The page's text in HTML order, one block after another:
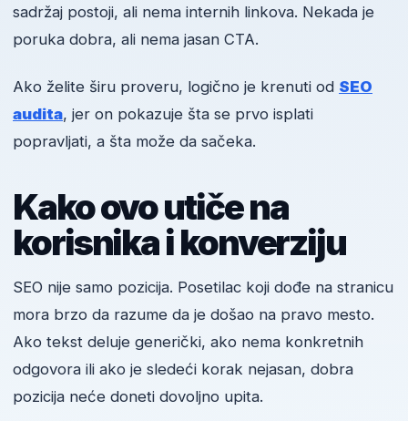
sadržaj postoji, ali nema internih linkova. Nekada je
poruka dobra, ali nema jasan CTA.
Ako želite širu proveru, logično je krenuti od SEO
audita, jer on pokazuje šta se prvo isplati
popravljati, a šta može da sačeka.
Kako ovo utiče na
korisnika i konverziju
SEO nije samo pozicija. Posetilac koji dođe na stranicu
mora brzo da razume da je došao na pravo mesto.
Ako tekst deluje generički, ako nema konkretnih
odgovora ili ako je sledeći korak nejasan, dobra
pozicija neće doneti dovoljno upita.